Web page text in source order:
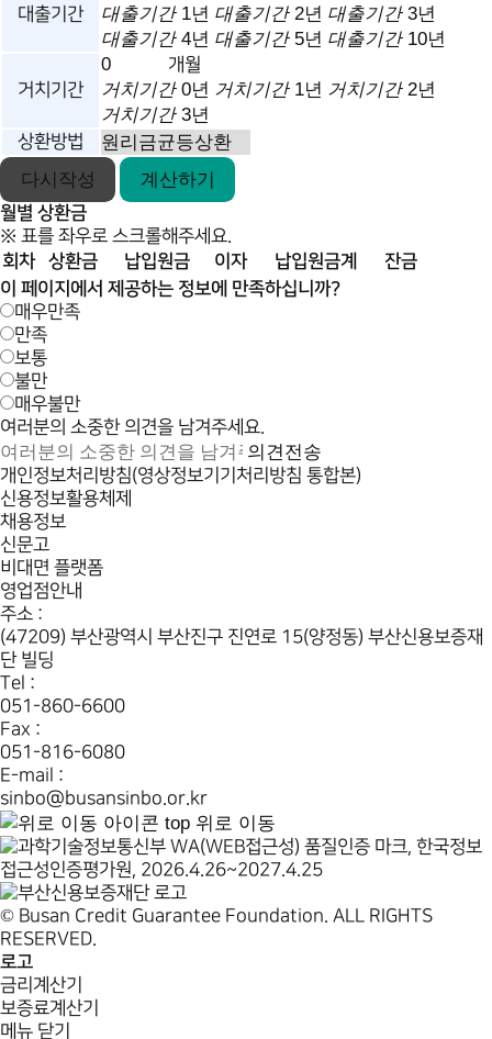
대출기간 대출기간1년 대출기간2년 대출기간3년
대출기간4년 대출기간5년 대출기간10년
거치기간
개월
거치기간0년 거치기간1년 거치기간2년
거치기간3년
상환방법
다시작성 계산하기
월별 상환금
※ 표를 좌우로 스크롤해주세요.
회차
상환금 납입원금 이자 납입원금계
잔금
이 페이지에서 제공하는 정보에 만족하십니까?
매우만족
만족
보통
불만
매우불만
여러분의 소중한 의견을 남겨주세요.
의견전송
개인정보처리방침(영상정보기기처리방침 통합본)
신용정보활용체제
채용정보
신문고
비대면 플랫폼
영업점안내
주소 :
(47209) 부산광역시 부산진구 진연로 15(양정동) 부산신용보증재
단 빌딩
Tel :
051-860-6600
Fax :
051-816-6080
E-mail :
sinbo@busansinbo.or.kr
top 위로 이동
© Busan Credit Guarantee Foundation. ALL RIGHTS
RESERVED.
로고
금리계산기
보증료계산기
메뉴 닫기